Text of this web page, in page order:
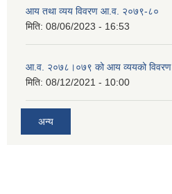
आय तथा व्यय विवरण आ.व. २०७९-८०
मिति: 08/06/2023 - 16:53
आ.व. २०७८।०७९ को आय व्ययको विवरण
मिति: 08/12/2021 - 10:00
अन्य